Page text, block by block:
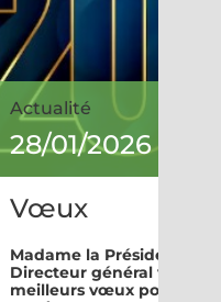
Actualité
28/01/2026
Vœux
Madame la Présidente et
Directeur général vous
meilleurs vœux pour